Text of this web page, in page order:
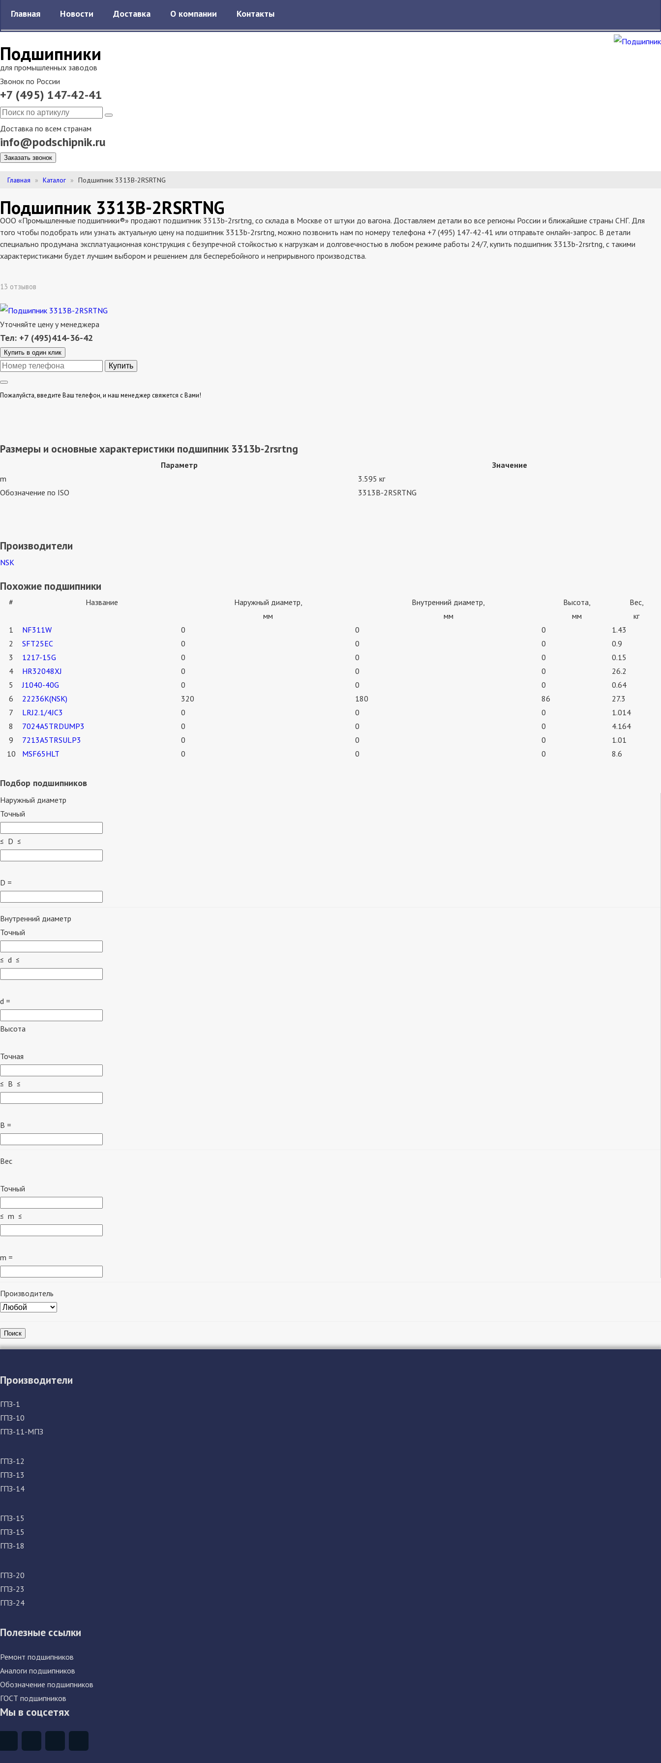
Подшипники
для промышленных заводов
Звонок по России
+7 (495) 147-42-41
Доставка по всем странам
info@podschipnik.ru
Заказать звонок
Главная Новости Доставка О компании Контакты
Главная Каталог Подшипник 3313B-2RSRTNG
Подшипник 3313B-2RSRTNG
ООО «Промышленные подшипники®» продают подшипник 3313b-2rsrtng, со склада в Москве от штуки до вагона. Доставляем детали во все регионы России и ближайшие страны СНГ. Для
того чтобы подобрать или узнать актуальную цену на подшипник 3313b-2rsrtng, можно позвонить нам по номеру телефона +7 (495) 147-42-41 или отправьте онлайн-запрос. В детали
специально продумана эксплатуационная конструкция с безупречной стойкостью к нагрузкам и долговечностью в любом режиме работы 24/7, купить подшипник 3313b-2rsrtng, с такими
характеристиками будет лучшим выбором и решением для бесперебойного и неприрывного производства.
13 отзывов
Уточняйте цену у менеджера
Тел: +7 (495)414-36-42
Купить в один клик
Пожалуйста, введите Ваш телефон, и наш менеджер свяжется с Вами!
Размеры и основные характеристики подшипник 3313b-2rsrtng
Параметр
Значение
m
3.595 кг
Обозначение по ISO
3313B-2RSRTNG
Производители
NSK
Похожие подшипники
# Название
Наружный диаметр,
мм
Внутренний диаметр,
мм
Высота,
мм
Вес,
кг
1
NF311W 0 0 0
1.43
2
SFT25EC 0 0 0
0.9
3
1217-15G 0 0 0
0.15
4
HR32048XJ 0 0 0
26.2
5
J1040-40G 0 0 0
0.64
6
22236K(NSK) 320 180 86
27.3
7
LRJ2.1/4JC3 0 0 0
1.014
8
7024A5TRDUMP3 0 0 0
4.164
9
7213A5TRSULP3 0 0 0
1.01
10
MSF65HLT 0 0 0 8.6
Подбор подшипников
Наружный диаметр
Точный
≤ D ≤
D =
Внутренний диаметр
Точный
≤ d ≤
d =
Высота
Точная
≤ B ≤
B =
Вес
Точный
≤ m ≤
m =
Производитель
Поиск
Производители
ГПЗ-1
ГПЗ-10
ГПЗ-11-МПЗ
ГПЗ-12
ГПЗ-13
ГПЗ-14
ГПЗ-15
ГПЗ-15
ГПЗ-18
ГПЗ-20
ГПЗ-23
ГПЗ-24
Полезные ссылки
Ремонт подшипников
Аналоги подшипников
Обозначение подшипников
ГОСТ подшипников
Мы в соцсетях